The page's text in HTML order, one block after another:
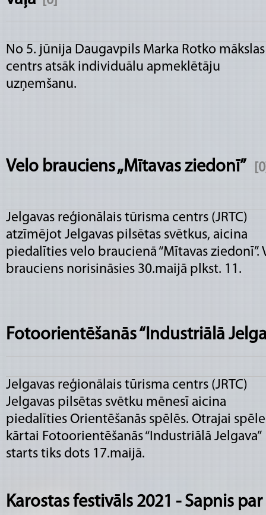
No 5. jūnija Daugavpils Marka Rotko mākslas
centrs atsāk individuālu apmeklētāju
uzņemšanu.
Velo brauciens „Mītavas ziedonī”
Jelgavas reģionālais tūrisma centrs (JRTC)
atzīmējot Jelgavas pilsētas svētkus, aicina
piedalīties velo braucienā “Mītavas ziedonī”.
brauciens norisināsies 30.maijā plkst. 11.
Fotoorientēšanās “Industriālā
Jelgavas reģionālais tūrisma centrs (JRTC)
Jelgavas pilsētas svētku mēnesī aicina
piedalīties Orientēšanās spēlēs. Otrajai
kārtai Fotoorientēšanās “Industriālā Jelgava”
starts tiks dots 17.maijā.
Karostas festivāls 2021 - Sapnis